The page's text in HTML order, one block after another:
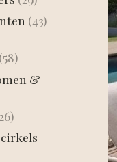
(43)
(58)
&